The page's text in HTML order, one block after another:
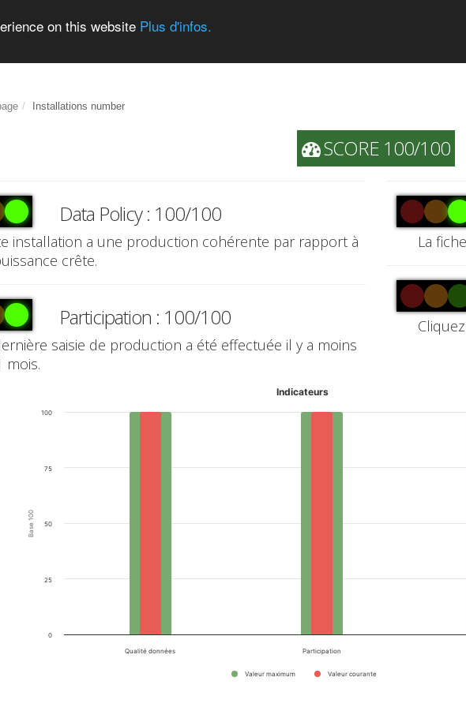
on this website Plus d'infos.
Installations number
SCORE 100/100
Data Policy : 100/100
installation a une production cohérente par rapport à
crête.
Participation : 100/100
saisie de production a été effectuée il y a moins
mois.
La
Base 100
Indicateurs
Valeur maximum Valeur courante
Qualité données Participation
0
25
50
75
100